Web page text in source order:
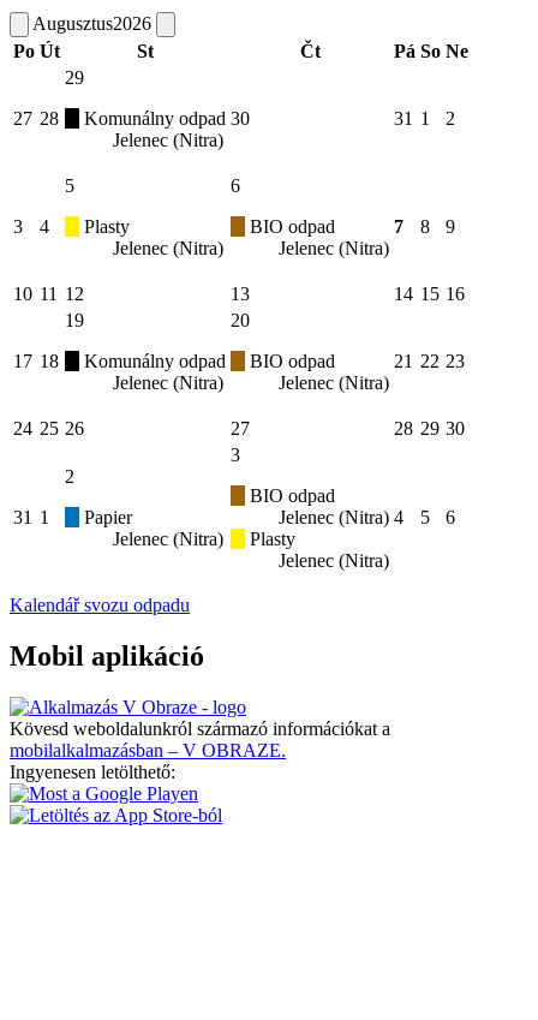
Augusztus2026
Po Út St Čt Pá So Ne
27 28
29
Komunálny odpad
Jelenec (Nitra)
30 31 1 2
3 4
5
Plasty
Jelenec (Nitra)
6
BIO odpad
Jelenec (Nitra)
7 8 9
10 11 12 13 14 15 16
17 18
19
Komunálny odpad
Jelenec (Nitra)
20
BIO odpad
Jelenec (Nitra)
21 22 23
24 25 26 27 28 29 30
31 1
2
Papier
Jelenec (Nitra)
3
BIO odpad
Jelenec (Nitra)
Plasty
Jelenec (Nitra)
4 5 6
Kalendář svozu odpadu
Mobil aplikáció
Kövesd weboldalunkról származó információkat a
mobilalkalmazásban – V OBRAZE.
Ingyenesen letölthető: